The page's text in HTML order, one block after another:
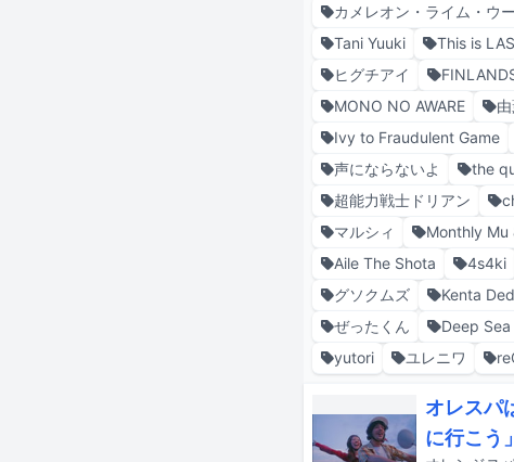
カメレオン・ライム・ウ
Tani Yuuki
This is
ヒグチアイ
MONO NO AWARE
Ivy to Fraudulent Game
声にならないよ
the
超能力戦士ドリアン
マルシィ
Monthly Mu
Aile The Shota
4s4ki
グソクムズ
Kenta
ぜったくん
Deep
yutori
ユレニワ
オレスパ
に行こう